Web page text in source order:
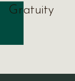
Gratuity